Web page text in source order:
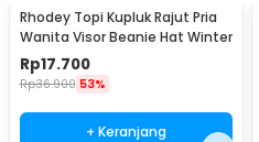
Rhodey Topi Kupluk Rajut Pria
Wanita Visor Beanie Hat Winter
Rp17.700
Rp36.900 53%
+ Keranjang